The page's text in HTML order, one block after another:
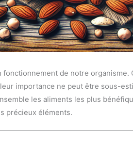
de notre
importance ne peut être sous-
les aliments les plus
précieux éléments.